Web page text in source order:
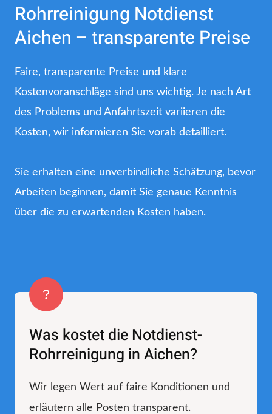
Rohrreinigung Notdienst
Aichen – transparente Preise
Faire, transparente Preise und klare
Kostenvoranschläge sind uns wichtig. Je nach Art
des Problems und Anfahrtszeit variieren die
Kosten, wir informieren Sie vorab detailliert.
Sie erhalten eine unverbindliche Schätzung, bevor
Arbeiten beginnen, damit Sie genaue Kenntnis
über die zu erwartenden Kosten haben.
Was kostet die Notdienst-
Rohrreinigung in Aichen?
Wir legen Wert auf faire Konditionen und
erläutern alle Posten transparent.